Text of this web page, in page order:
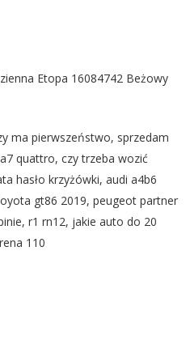
Etopa 16084742 Beżowy
ma pierwszeństwo, sprzedam
quattro, czy trzeba wozić
hasło krzyżówki, audi a4b6
gt86 2019, peugeot partner
r1 rn12, jakie auto do 20
110